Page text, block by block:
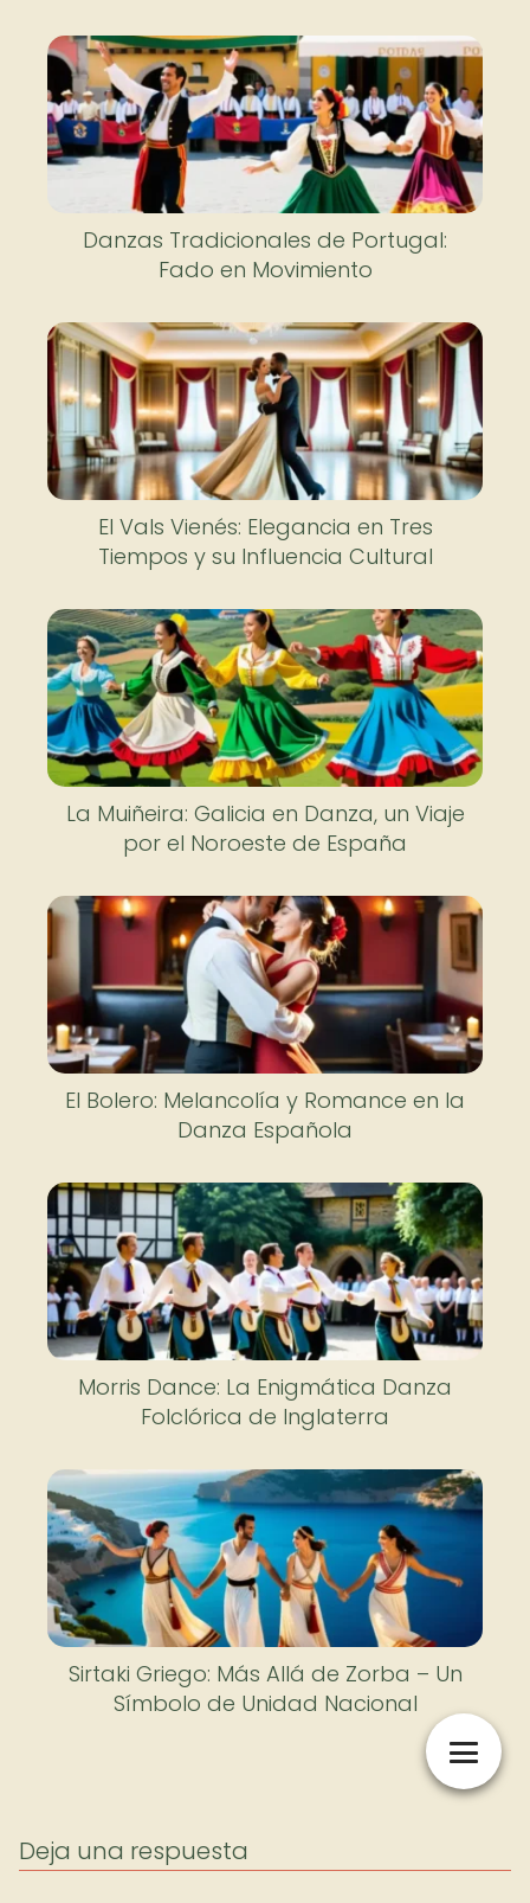
Danzas Tradicionales de Portugal:
Fado en Movimiento
El Vals Vienés: Elegancia en Tres
Tiempos y su Influencia Cultural
La Muiñeira: Galicia en Danza, un Viaje
por el Noroeste de España
El Bolero: Melancolía y Romance en la
Danza Española
Morris Dance: La Enigmática Danza
Folclórica de Inglaterra
Sirtaki Griego: Más Allá de Zorba – Un
Símbolo de Unidad Nacional
Deja una respuesta